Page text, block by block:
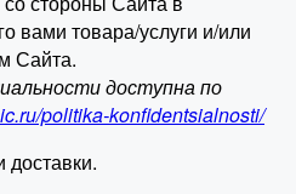
вами товара/услуги и/или
Сайта.
доступна по
politika-konfidentsialnosti/
доставки.